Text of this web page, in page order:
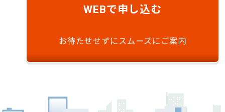
WEBで申し込む
お待たせせずにスムーズにご案内